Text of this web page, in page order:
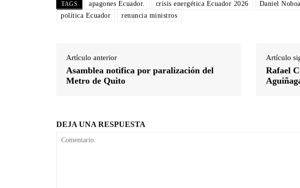
TAGS apagones Ecuador. crisis energética Ecuador 2026 Daniel Noboa
política Ecuador
renuncia ministros
Artículo anterior
Asamblea notifica por paralización del
Metro de Quito
Artículo
Rafael
DEJA UNA RESPUESTA